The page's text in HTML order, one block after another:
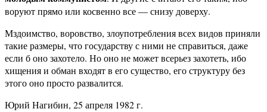
воруют прямо или косвенно все — снизу доверху.
Мздоимство, воровство, злоупотребления всех видов приняли
такие размеры, что государству с ними не справиться, даже
если б оно захотело. Но оно не может всерьез захотеть, ибо
хищения и обман входят в его существо, его структуру без
этого оно просто развалится.
Юрий Нагибин, 25 апреля 1982 г.